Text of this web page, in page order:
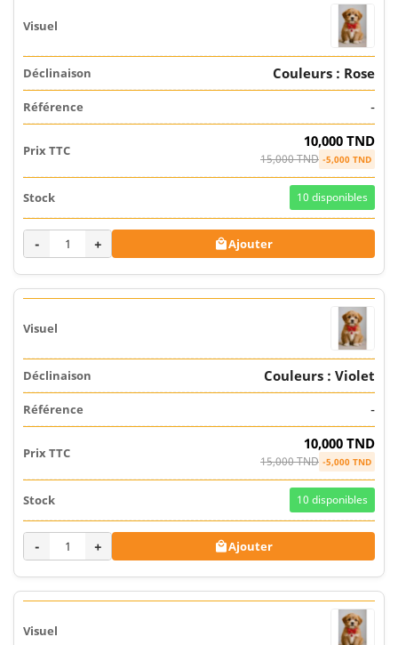
Couleurs : Rose
-
10,000 TND
15,000 TND -5,000 TND
10 disponibles
- + Ajouter
Couleurs : Violet
-
10,000 TND
15,000 TND -5,000 TND
10 disponibles
- + Ajouter